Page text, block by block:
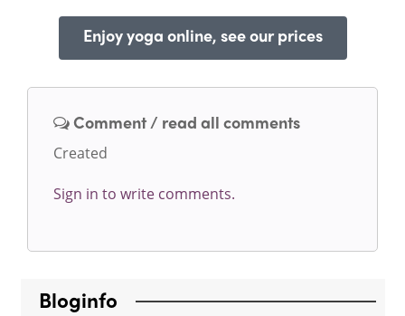
Enjoy yoga online, see our prices
Comment / read all comments
Created
Sign in to write comments.
Bloginfo